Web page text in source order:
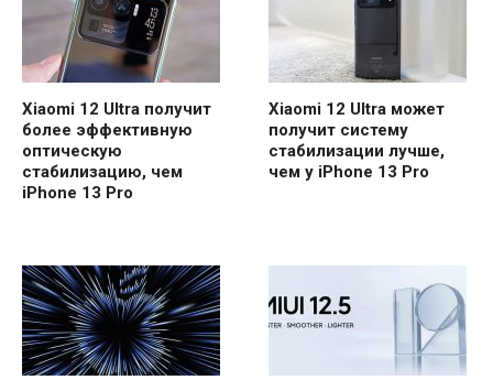
Xiaomi 12 Ultra получит
более эффективную
оптическую
стабилизацию, чем
iPhone 13 Pro
Xiaomi 12 Ultra может
получит систему
стабилизации лучше,
чем у iPhone 13 Pro